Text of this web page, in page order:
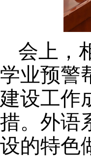
会上，
学业预警
建设工作
措。外语
设的特色